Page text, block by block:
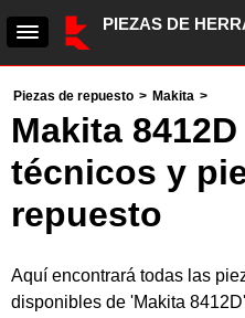
PIEZAS DE
Piezas de repuesto > Makita >
Makita
técnicos y
repuesto
Aquí encontrará todas las
disponibles de 'Makita